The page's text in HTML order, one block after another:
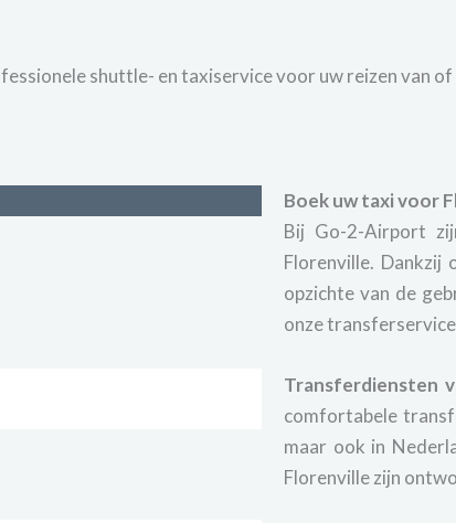
shuttle- en taxiservice voor uw reizen van
Boek uw taxi voor
Bij Go-2-Airport
Florenville. Dankzij
opzichte van de
onze
Transferdiensten
comfortabele
maar ook in
Florenville zijn